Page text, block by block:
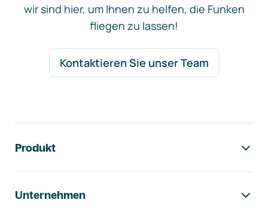
wir sind hier, um Ihnen zu helfen, die Funken
fliegen zu lassen!
Kontaktieren Sie unser Team
Produkt
Unternehmen